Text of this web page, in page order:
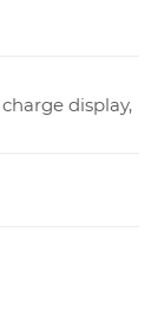
display,